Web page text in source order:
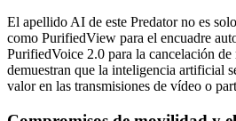
El apellido AI de este Predator no es
como PurifiedView para el encuadre
PurifiedVoice 2.0 para la cancelación
demuestran que la inteligencia artificial
valor en las transmisiones de vídeo o